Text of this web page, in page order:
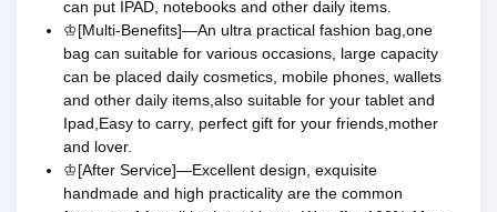
can put IPAD, notebooks and other daily items.
♔[Multi-Benefits]—An ultra practical fashion bag,one
bag can suitable for various occasions, large capacity
can be placed daily cosmetics, mobile phones, wallets
and other daily items,also suitable for your tablet and
Ipad,Easy to carry, perfect gift for your friends,mother
and lover.
♔[After Service]—Excellent design, exquisite
handmade and high practicality are the common